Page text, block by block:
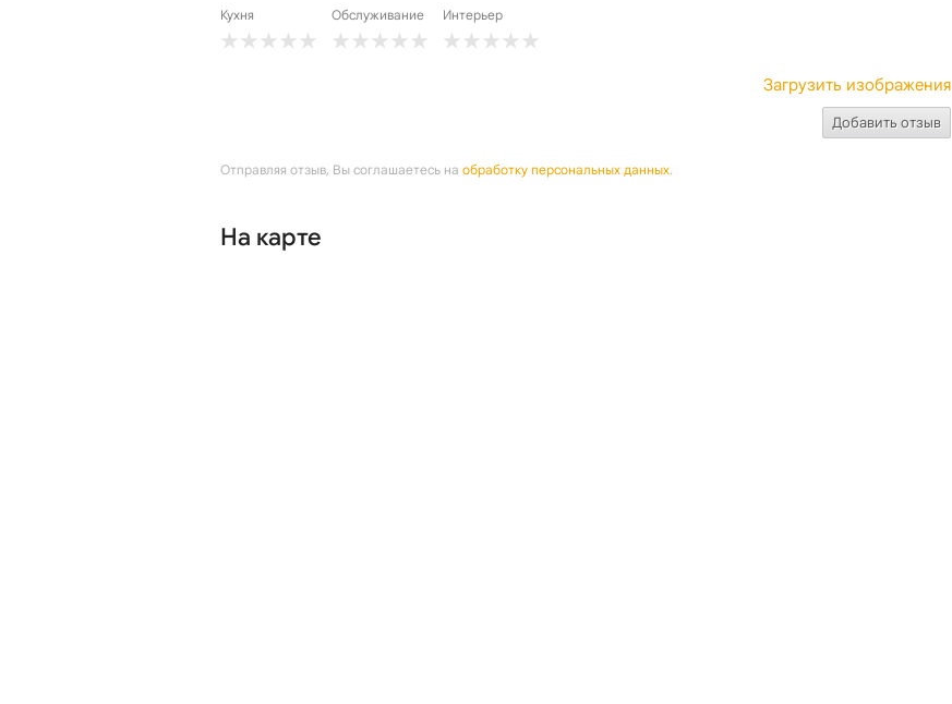
Кухня Обслуживание Интерьер
Загрузить изображения
Отправляя отзыв, Вы соглашаетесь на обработку персональных данных.
На карте